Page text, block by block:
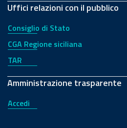
Uffici relazioni con il pubblico
Consiglio di Stato
CGA Regione siciliana
TAR
Amministrazione trasparente
Accedi